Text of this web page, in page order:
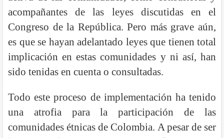
acompañantes de las leyes discutidas en el
Congreso de la República. Pero más grave aún,
es que se hayan adelantado leyes que tienen total
implicación en estas comunidades y ni así, han
sido tenidas en cuenta o consultadas.
Todo este proceso de implementación ha tenido
una atrofia para la participación de las
comunidades étnicas de Colombia. A pesar de ser